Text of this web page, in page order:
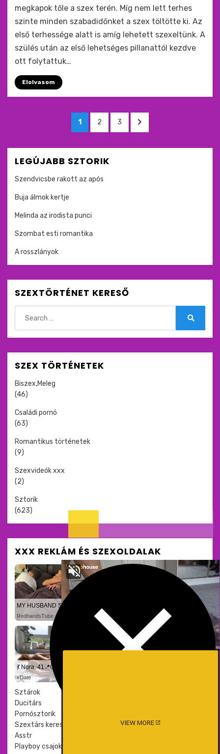
megkapok tőle a szex terén. Míg nem lett terhes
szinte minden szabadidőnket a szex töltötte ki. Az
első terhessége alatt is amíg lehetett szexeltünk. A
szülés után az első lehetséges pillanattól kezdve
ott folytattuk…
Elolvasom
BejegyzésekOLDAL
1 OLDAL
2 OLDAL
3
KÖVETKEZŐ
OLDAL
LEGÚJABB SZTORIK
Szendvicsbe rakott az após
Buja álmok kertje
Melinda az irodista punci
Szombat esti romantika
A rosszlányok
SZEXTÖRTÉNET KERESŐ
for:
SZEX TÖRTÉNETEK
Biszex,Meleg
(46)
Családi pornó
(63)
Romantikus történetek
(9)
Szexvideók xxx
(2)
Sztorik
(623)
XXX REKLÁM ÉS SZEXOLDALAK
RedhandsTube xDate.us
💃 Nora, 41📍Columbus
xDate
Meztelen
Sztárok
Ducitárs
Pornósztorik
Szextárs kereső
Asstr
Playboy csajok
VIEW MORE